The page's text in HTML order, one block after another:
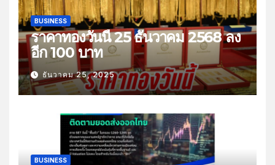
BUSINESS
ราคาทองวันนี้ 25 ธันวาคม 2568 ลง
อีก 100 บาท
ธันวาคม 25, 2025
BUSINESS